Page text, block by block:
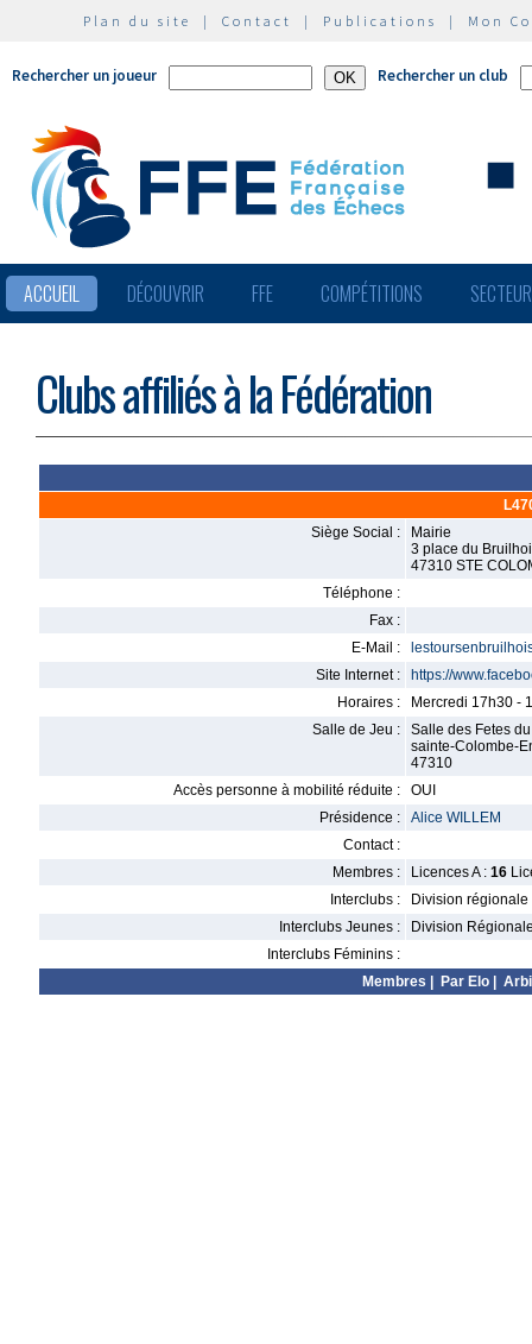
Plan du site | Contact | Publications | Mon
Rechercher un joueur Rechercher un club
ACCUEIL DÉCOUVRIR FFE COMPÉTITIONS
Clubs affiliés à la Fédération
Siège Social :
Mairie
3 place du
47310 STE
Téléphone :
Fax :
E-Mail :
Site Internet :
https://
Horaires :
Mercredi 17h30 -
Salle de Jeu :
Salle des Fetes
sainte-Colombe-
47310
Accès personne à mobilité réduite :
OUI
Présidence :
Alice WILLEM
Contact :
Membres :
Licences A : 16
Interclubs :
Division régionale
Interclubs Jeunes :
Division
Interclubs Féminins :
Membres
Par Elo